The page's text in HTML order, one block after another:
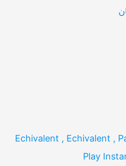
Echivalent , Echivalent ,
Play